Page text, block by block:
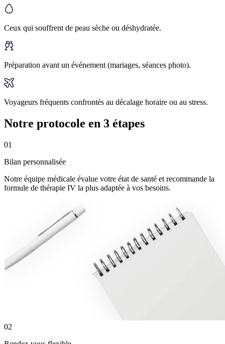
Ceux qui souffrent de peau sèche ou déshydratée.
Préparation avant un événement (mariages, séances photo).
Voyageurs fréquents confrontés au décalage horaire ou au stress.
Notre protocole en 3 étapes
01
Bilan personnalisée
Notre équipe médicale évalue votre état de santé et recommande la
formule de thérapie IV la plus adaptée à vos besoins.
02